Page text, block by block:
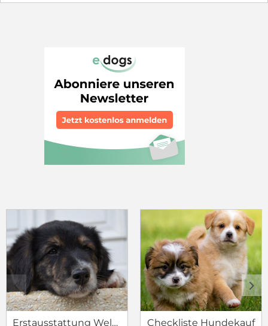
Erstausstattung Welpe Checkliste Hundekauf
c d